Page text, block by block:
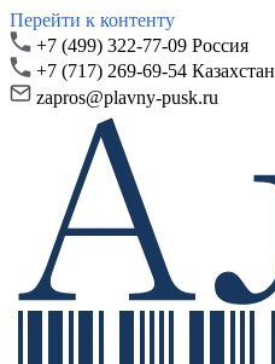
Перейти к контенту
+7 (499) 322-77-09 Россия
+7 (717) 269-69-54 Казахстан
zapros@plavny-pusk.ru